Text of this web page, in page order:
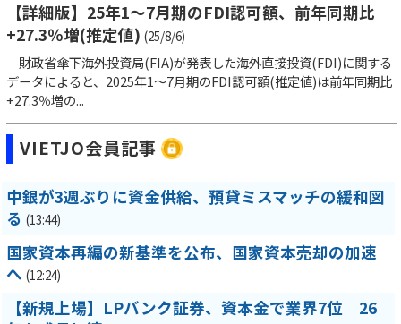
【詳細版】25年1～7月期のFDI認可額、前年同期比
+27.3％増(推定値) (25/8/6)
財政省傘下海外投資局(FIA)が発表した海外直接投資(FDI)に関する
データによると、2025年1～7月期のFDI認可額(推定値)は前年同期比
+27.3％増の...
VIETJO会員記事
中銀が3週ぶりに資金供給、預貸ミスマッチの緩和図
る (13:44)
国家資本再編の新基準を公布、国家資本売却の加速
へ (12:24)
【新規上場】LPバンク証券、資本金で業界7位 26